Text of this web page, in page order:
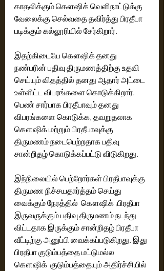
காதலிக்கும் கௌஷிக் வெளிநாட்டுக்கு
வேலைக்கு செல்வதை தவிர்த்து பிரதீபா
படிக்கும் கல்லூரியில் சேர்கிறார்.
இதற்கிடையே கௌஷிக் தனது
நண்பரின் பதிவு திருமணத்திற்கு உதவி
செய்யும் விதத்தில் தனது ஆதார் அட்டை
உள்ளிட்ட விபரங்களை கொடுக்கிறார்.
பெண் சார்பாக பிரதீபாவும் தனது
விபரங்களை கொடுக்க, தவறுதலாக
கௌஷிக் மற்றும் பிரதீபாவுக்கு
திருமணம் நடைபெற்றதாக பதிவு
சான்றிதழ் கொடுக்கப்பட்டு விடுகிறது.
இந்நிலையில் பெற்றோர்கள் பிரதீபாவுக்கு
திருமண நிச்சயதார்த்தம் செய்து
வைக்கும் நேரத்தில்  கௌஷிக் ,பிரதீபா
இருவருக்கும் பதிவு திருமணம் நடந்து
விட்டதாக இருக்கும் சான்றிதழ் பிரதீபா
வீட்டிற்கு அனுப்பி வைக்கப்படுகிறது. இது
பிரதீபா குடும்பத்தை மட்டுமல்ல
கௌஷிக்  குடும்பத்தையும் அதிர்ச்சியில்